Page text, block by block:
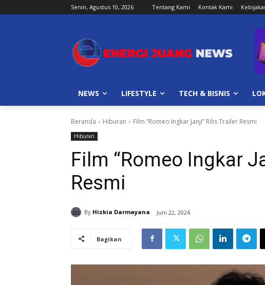
Senin, Agustus 10, 2026 Tentang Kami Kontak Kami
NEWS LIFESTYLE TECH & BISNIS
Beranda Hiburan Film “Romeo Ingkar Janji” Rilis Trailer Resmi
Hiburan
Film “Romeo Ingkar
Resmi
By Hizkia Darmayana Juni 22, 2024
Bagikan